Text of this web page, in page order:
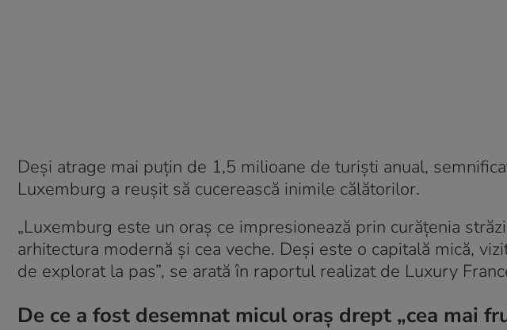
Deși atrage mai puțin de 1,5 milioane de turiști anual,
Luxemburg a reușit să cucerească inimile călătorilor.
„Luxemburg este un oraș ce impresionează prin curățenia
arhitectura modernă și cea veche. Deși este o capitală mică,
de explorat la pas”, se arată în raportul realizat de Luxury
De ce a fost desemnat micul oraș drept „cea mai